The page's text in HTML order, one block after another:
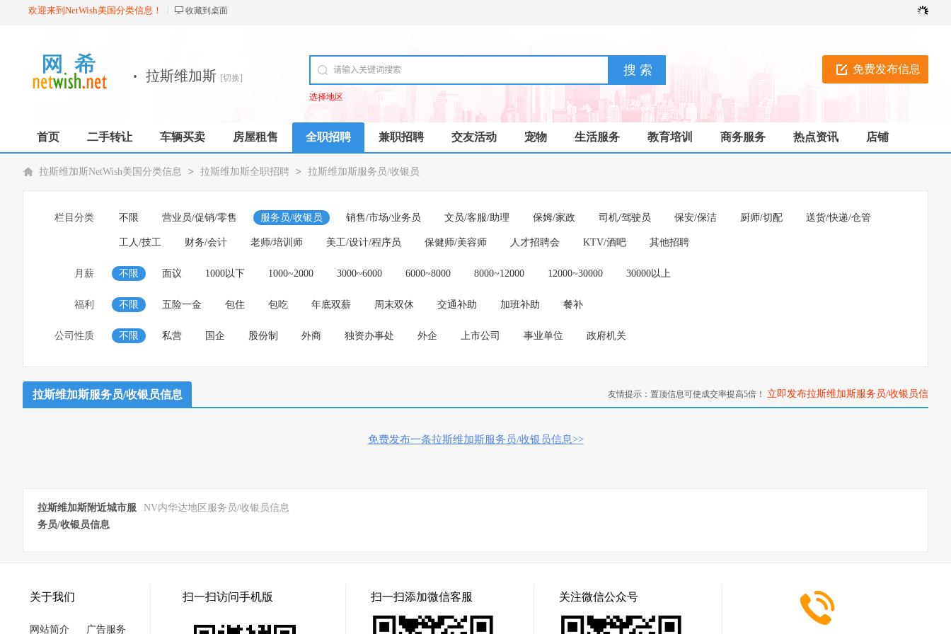
欢迎来到NetWish美国分类信息！ 收藏到桌面
免费发布信息
· 拉斯维加斯 [切换]
选择地区
首页 二手转让 车辆买卖 房屋租售 全职招聘 兼职招聘 交友活动 宠物 生活服务 教育培训 商务服务 热点资讯 店铺
拉斯维加斯NetWish美国分类信息 > 拉斯维加斯全职招聘 > 拉斯维加斯服务员/收银员
栏目分类 不限 营业员/促销/零售 服务员/收银员 销售/市场/业务员 文员/客服/助理 保姆/家政 司机/驾驶员 保安/保洁 厨师/切配 送货/快递/仓管
工人/技工 财务/会计 老师/培训师 美工/设计/程序员 保健师/美容师 人才招聘会 KTV/酒吧 其他招聘
月薪 不限 面议 1000以下 1000~2000 3000~6000 6000~8000 8000~12000 12000~30000 30000以上
福利 不限 五险一金 包住 包吃 年底双薪 周末双休 交通补助 加班补助 餐补
公司性质 不限 私营 国企 股份制 外商 独资办事处 外企 上市公司 事业单位 政府机关
拉斯维加斯服务员/收银员信息 友情提示：置顶信息可使成交率提高5倍！ 立即发布拉斯维加斯服务员/收银员信
免费发布一条拉斯维加斯服务员/收银员信息>>
拉斯维加斯附近城市服
务员/收银员信息
NV内华达地区服务员/收银员信息
关于我们
网站简介 广告服务
扫一扫访问手机版 扫一扫添加微信客服 关注微信公众号